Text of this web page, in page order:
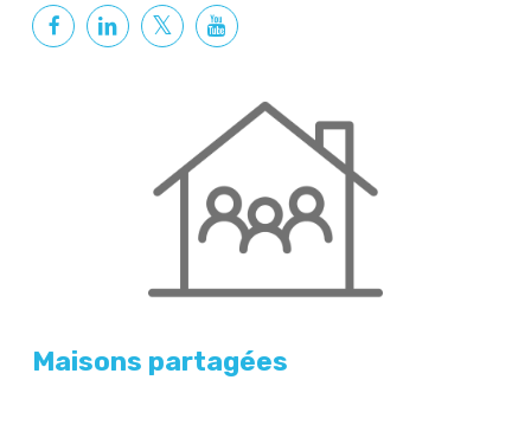
Maisons partagées